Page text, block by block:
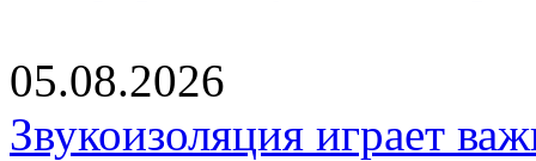
05.08.2026
Звукоизоляция играет